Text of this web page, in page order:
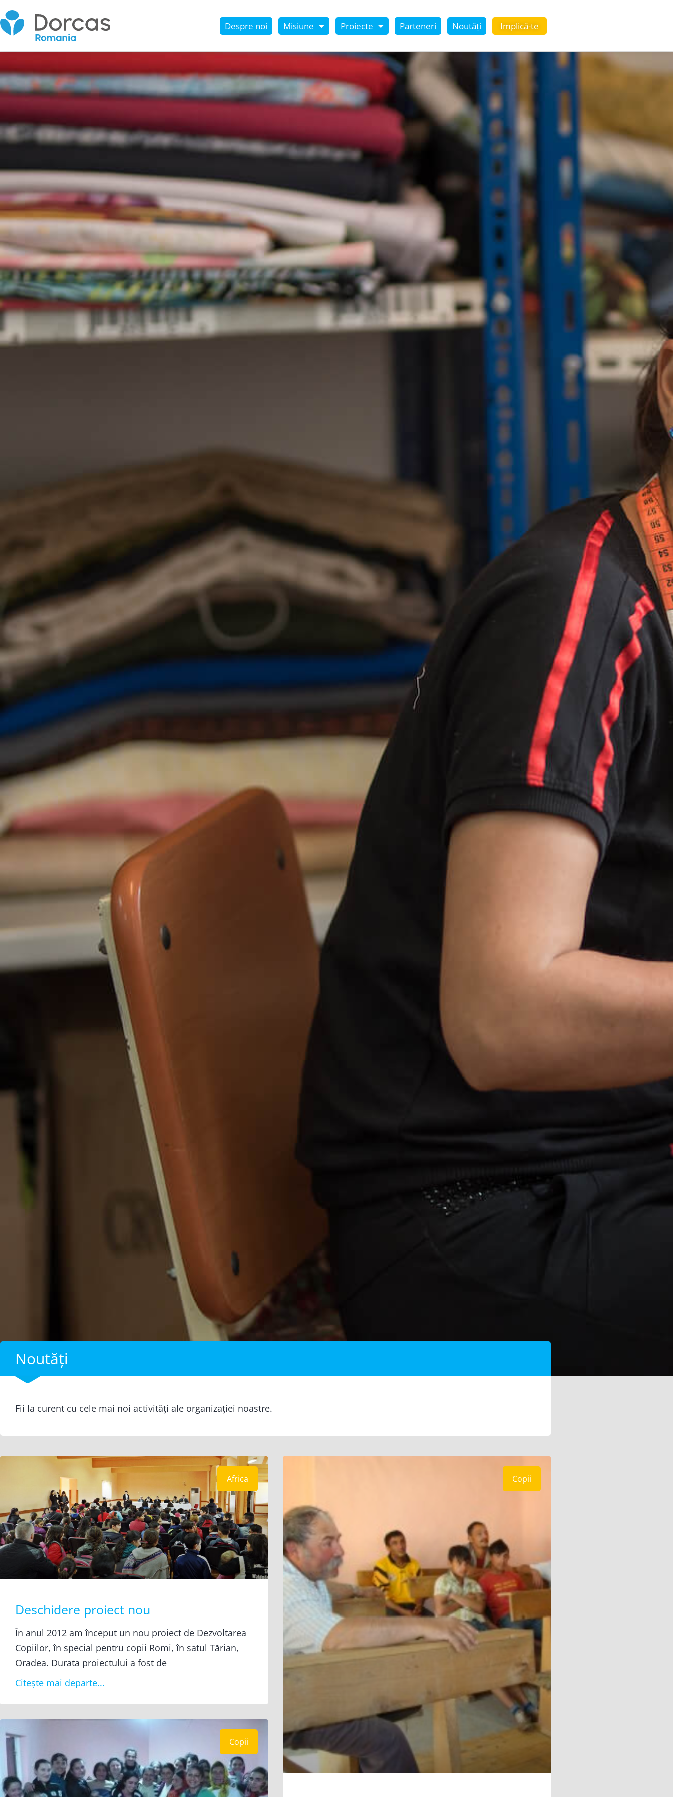
Despre noi Misiune Proiecte Parteneri Noutăți Implică-te
Noutăți
Fii la curent cu cele mai noi activități ale organizației noastre.
Africa
Deschidere proiect nou
În anul 2012 am început un nou proiect de Dezvoltarea
Copiilor, în special pentru copii Romi, în satul Tărian,
Oradea. Durata proiectului a fost de
Citește mai departe...
Copii
Copii